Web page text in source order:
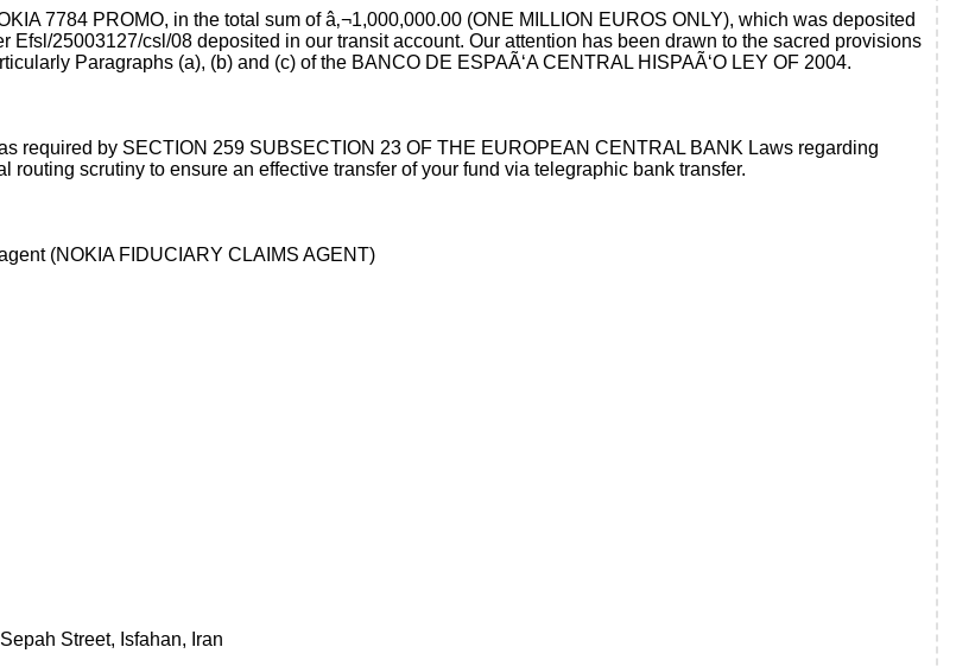
7784 PROMO, in the total sum of â‚¬1,000,000.00 (ONE MILLION EUROS ONLY), which was deposited
Efsl/25003127/csl/08 deposited in our transit account. Our attention has been drawn to the sacred provisions
Paragraphs (a), (b) and (c) of the BANCO DE ESPAÃ‘A CENTRAL HISPAÃ‘O LEY OF 2004.
required by SECTION 259 SUBSECTION 23 OF THE EUROPEAN CENTRAL BANK Laws regarding
routing scrutiny to ensure an effective transfer of your fund via telegraphic bank transfer.
(NOKIA FIDUCIARY CLAIMS AGENT)
Street, Isfahan, Iran